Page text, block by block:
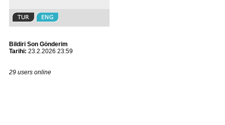
Bildiri Son Gönderim
Tarihi: 23.2.2026 23:59
29 users online